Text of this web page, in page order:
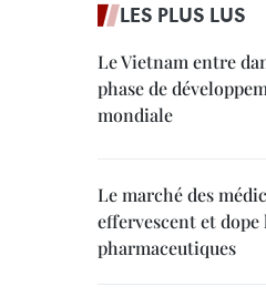
LES PLUS LUS
Le Vietnam entre
phase de
mondiale
Le marché des
effervescent et dope
pharmaceutiques